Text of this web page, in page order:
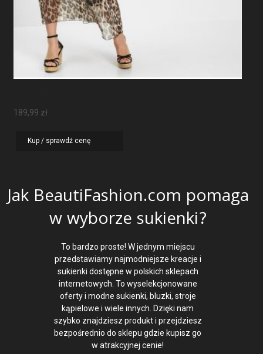
189,99 zł
Kup / sprawdź cenę
Jak BeautiFashion.com pomaga
w wyborze sukienki?
To bardzo proste! W jednym miejscu
przedstawiamy najmodniejsze kreacje i
sukienki dostępne w polskich sklepach
internetowych. To wyselekcjonowane
oferty i modne sukienki, bluzki, stroje
kąpielowe i wiele innych. Dzięki nam
szybko znajdziesz produkt i przejdziesz
bezpośrednio do sklepu gdzie kupisz go
w atrakcyjnej cenie!